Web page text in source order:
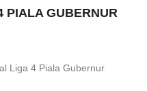
PIALA GUBERNUR
Liga 4 Piala Gubernur